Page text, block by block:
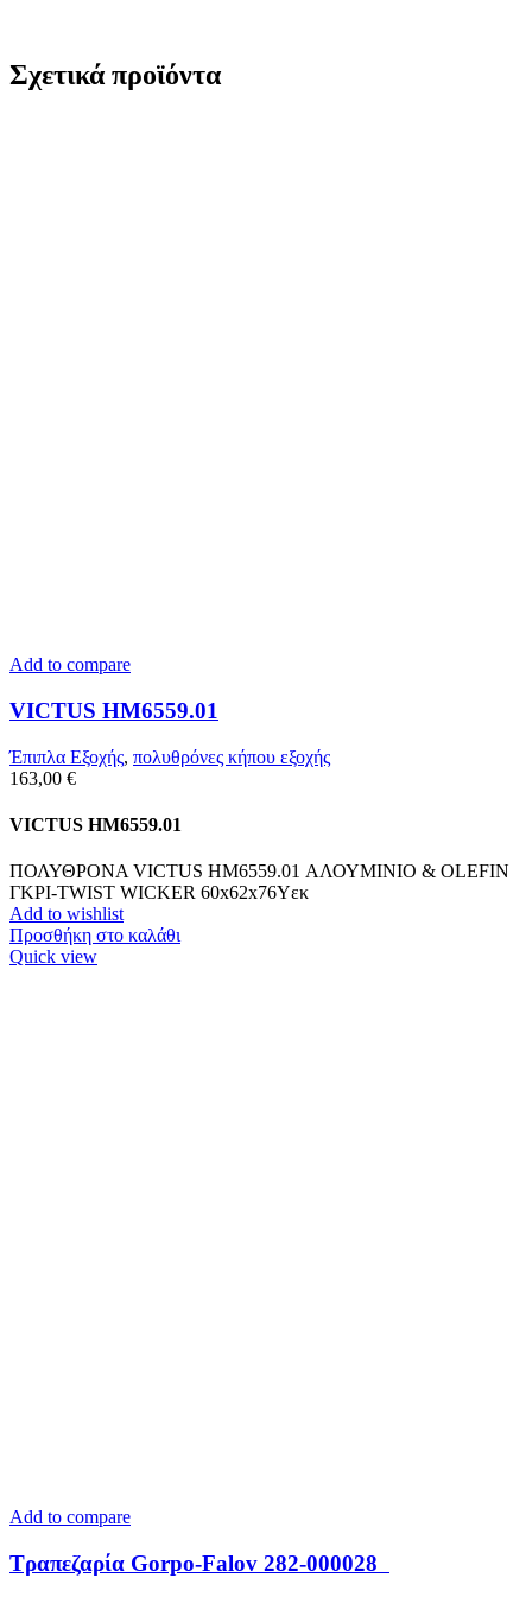
Σχετικά προϊόντα
Add to compare
VICTUS HM6559.01
Έπιπλα Εξοχής, πολυθρόνες κήπου εξοχής
163,00 €
VICTUS HM6559.01
ΠΟΛΥΘΡΟΝΑ VICTUS HM6559.01 ΑΛΟΥΜΙΝΙΟ & OLEFIN
ΓΚΡΙ-TWIST WICKER 60x62x76Yεκ
Add to wishlist
Προσθήκη στο καλάθι
Quick view
Add to compare
Τραπεζαρία Gorpo-Falov 282-000028